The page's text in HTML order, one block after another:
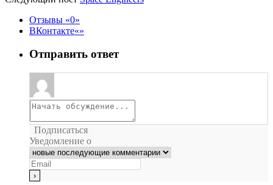
Отзывы
0
ВКонтакте
Отправить ответ
Подписаться
Уведомление о